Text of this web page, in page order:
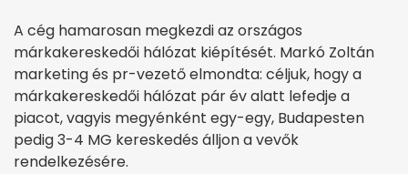
A cég hamarosan megkezdi az országos
márkakereskedői hálózat kiépítését. Markó Zoltán
marketing és pr-vezető elmondta: céljuk, hogy a
márkakereskedői hálózat pár év alatt lefedje a
piacot, vagyis megyénként egy-egy, Budapesten
pedig 3-4 MG kereskedés álljon a vevők
rendelkezésére.